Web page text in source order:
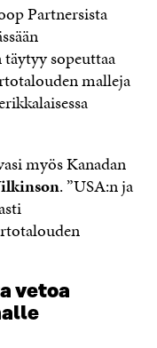
Partnersista
täytyy sopeuttaa
malleja
myös Kanadan
. ”USA:n ja
vetoa